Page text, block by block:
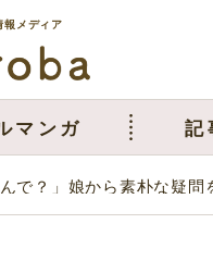
報メディア
マンガ 記
んで？」娘から素朴な疑